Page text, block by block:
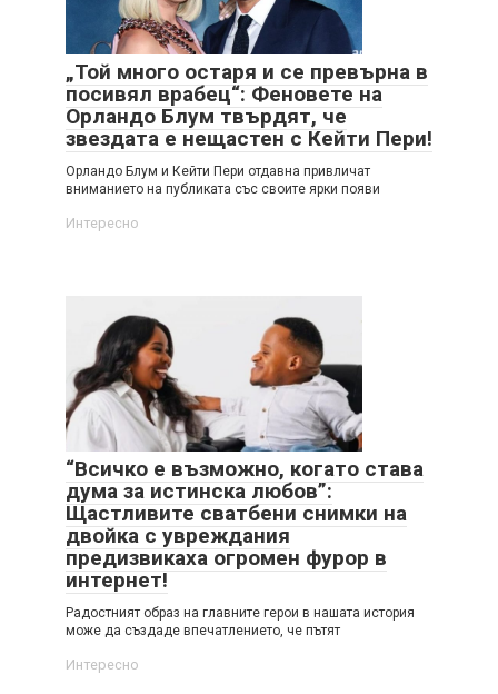
„Той много остаря и се превърна в
посивял врабец“: Феновете на
Орландо Блум твърдят, че
звездата е нещастен с Кейти Пери!
Орландо Блум и Кейти Пери отдавна привличат
вниманието на публиката със своите ярки появи
Интересно
“Всичко е възможно, когато става
дума за истинска любов”:
Щастливите сватбени снимки на
двойка с увреждания
предизвикаха огромен фурор в
интернет!
Радостният образ на главните герои в нашата история
може да създаде впечатлението, че пътят
Интересно